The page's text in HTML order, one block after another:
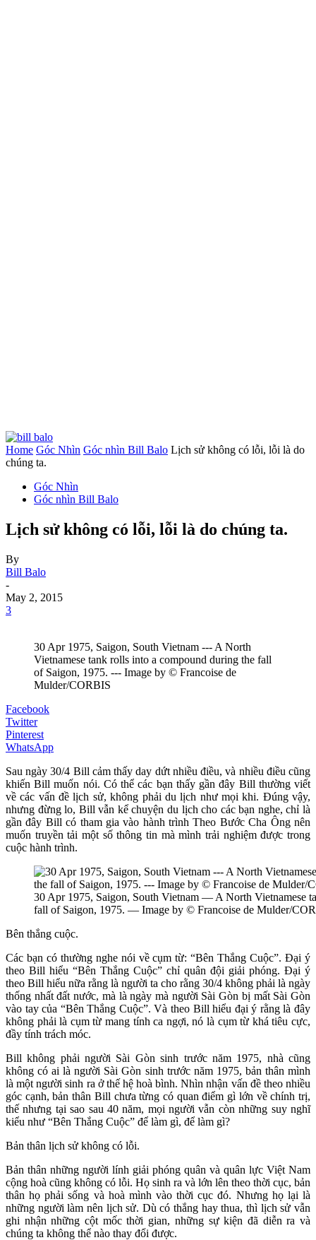
Home Góc Nhìn Góc nhìn Bill Balo Lịch sử không có lỗi, lỗi là do
chúng ta.
Góc Nhìn
Góc nhìn Bill Balo
Lịch sử không có lỗi, lỗi là do chúng ta.
By
Bill Balo
-
May 2, 2015
3
30 Apr 1975, Saigon, South Vietnam --- A North
Vietnamese tank rolls into a compound during the fall
of Saigon, 1975. --- Image by © Francoise de
Mulder/CORBIS
Facebook
Twitter
Pinterest
WhatsApp
Sau ngày 30/4 Bill cảm thấy day dứt nhiều điều, và nhiều điều cũng
khiến Bill muốn nói. Có thể các bạn thấy gần đây Bill thường viết
về các vấn đề lịch sử, không phải du lịch như mọi khi. Đúng vậy,
nhưng đừng lo, Bill vẫn kể chuyện du lịch cho các bạn nghe, chỉ là
gần đây Bill có tham gia vào hành trình Theo Bước Cha Ông nên
muốn truyền tải một số thông tin mà mình trải nghiệm được trong
cuộc hành trình.
30 Apr 1975, Saigon, South Vietnam — A North Vietnamese
fall of Saigon, 1975. — Image by © Francoise de Mulder/
Bên thắng cuộc.
Các bạn có thường nghe nói về cụm từ: “Bên Thắng Cuộc”. Đại ý
theo Bill hiểu “Bên Thắng Cuộc” chỉ quân đội giải phóng. Đại ý
theo Bill hiểu nữa rằng là người ta cho rằng 30/4 không phải là ngày
thống nhất đất nước, mà là ngày mà người Sài Gòn bị mất Sài Gòn
vào tay của “Bên Thắng Cuộc”. Và theo Bill hiểu đại ý rằng là đây
không phải là cụm từ mang tính ca ngợi, nó là cụm từ khá tiêu cực,
đầy tính trách móc.
Bill không phải người Sài Gòn sinh trước năm 1975, nhà cũng
không có ai là người Sài Gòn sinh trước năm 1975, bản thân mình
là một người sinh ra ở thế hệ hoà bình. Nhìn nhận vấn đề theo nhiều
góc cạnh, bản thân Bill chưa từng có quan điểm gì lớn về chính trị,
thế nhưng tại sao sau 40 năm, mọi người vẫn còn những suy nghĩ
kiểu như “Bên Thắng Cuộc” để làm gì, để làm gì?
Bản thân lịch sử không có lỗi.
Bản thân những người lính giải phóng quân và quân lực Việt Nam
cộng hoà cũng không có lỗi. Họ sinh ra và lớn lên theo thời cục, bản
thân họ phải sống và hoà mình vào thời cục đó. Nhưng họ lại là
những người làm nên lịch sử. Dù có thắng hay thua, thì lịch sử vẫn
ghi nhận những cột mốc thời gian, những sự kiện đã diễn ra và
chúng ta không thể nào thay đổi được.